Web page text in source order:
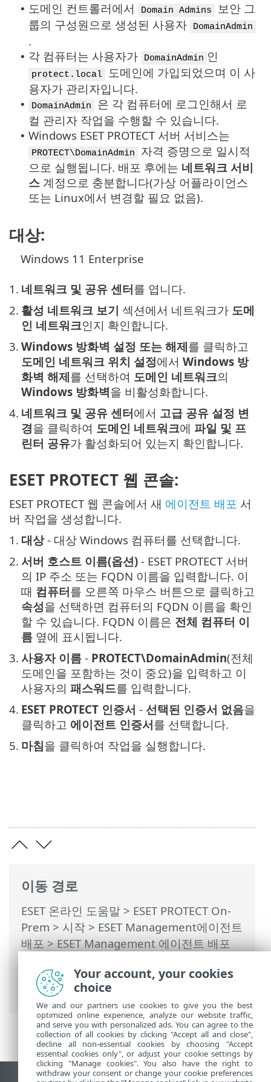
이동 경로
ESET 온라인 도움말 > ESET PROTECT On-
Prem > 시작 > ESET Management에이전트
배포>ESET Management 에이전트 배포
트를 도메인에 가입된 대상에 배포하는 시나
리오의 예
• 도메인 컨트롤러에서 Domain Admins
보안 그
룹의 구성원으로 생성된 사용자
DomainAdmin
.
• 각 컴퓨터는 사용자가 DomainAdmin 인
protect.local
도메인에 가입되었으며 이 사
용자가 관리자입니다.
• DomainAdmin
은 각 컴퓨터에 로그인해서 로
컬 관리자 작업을 수행할 수 있습니다.
• Windows ESET PROTECT 서버 서비스는
PROTECT\DomainAdmin
자격 증명으로 일시적
으로 실행됩니다. 배포 후에는 네트워크 서비
스 계정으로 충분합니다(가상 어플라이언스
또는 Linux에서 변경할 필요 없음).
대상:
Windows 11 Enterprise
1. 네트워크 및 공유 센터를 엽니다.
2. 활성 네트워크 보기 섹션에서 네트워크가 도메
인 네트워크인지 확인합니다.
3. Windows 방화벽 설정 또는 해제를 클릭하고
도메인 네트워크 위치 설정에서 Windows 방
화벽 해제를 선택하여 도메인 네트워크의
Windows 방화벽을 비활성화합니다.
4. 네트워크 및 공유 센터에서 고급 공유 설정 변
경을 클릭하여 도메인 네트워크에 파일 및 프
린터 공유가 활성화되어 있는지 확인합니다.
ESET PROTECT 웹 콘솔:
ESET PROTECT 웹 콘솔에서 새 에이전트 배포 서
버 작업을 생성합니다.
1. 대상- 대상 Windows 컴퓨터를 선택합니다.
2. 서버 호스트 이름(옵션) - ESET PROTECT 서버
의 IP 주소 또는 FQDN 이름을 입력합니다. 이
때 컴퓨터를 오른쪽 마우스 버튼으로 클릭하고
속성을 선택하면 컴퓨터의 FQDN 이름을 확인
할 수 있습니다. FQDN 이름은 전체 컴퓨터 이
름 옆에 표시됩니다.
3. 사용자 이름 - PROTECT\DomainAdmin(전체
도메인을 포함하는 것이 중요)을 입력하고 이
사용자의 패스워드를 입력합니다.
4. ESET PROTECT 인증서 - 선택된 인증서 없음을
클릭하고 에이전트 인증서를 선택합니다.
5. 마침을 클릭하여 작업을 실행합니다.
Your account, your cookies
choice
We and our partners use cookies to give you the best
optimized online experience, analyze our website traffic,
and serve you with personalized ads. You can agree to the
collection of all cookies by clicking "Accept all and close",
decline all non-essential cookies by choosing "Accept
essential cookies only", or adjust your cookie settings by
clicking "Manage cookies". You also have the right to
withdraw your consent or change your cookie preferences